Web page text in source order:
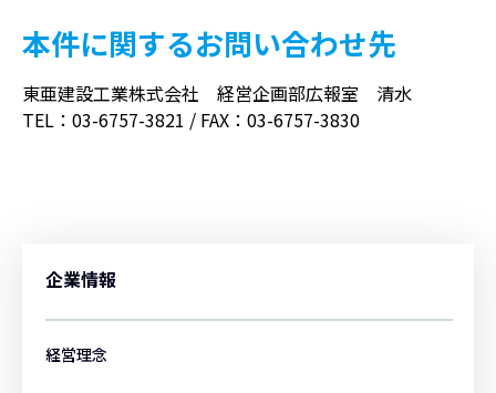
本件に関するお問い合わせ先
東亜建設工業株式会社 経営企画部広報室 清水
TEL：03-6757-3821 / FAX：03-6757-3830
企業情報
経営理念